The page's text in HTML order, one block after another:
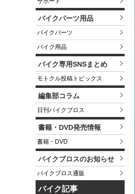
バイクパーツ用品
バイクパーツ
バイク用品
バイク専用SNSまとめ
モトクル投稿トピックス
編集部コラム
日刊バイクブロス
書籍・DVD発売情報
書籍・DVD
バイクブロスのお知らせ
バイクブロス通販
バイク記事